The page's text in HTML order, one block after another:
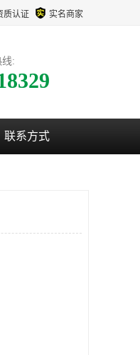
质认证 实名商家
:
联系方式